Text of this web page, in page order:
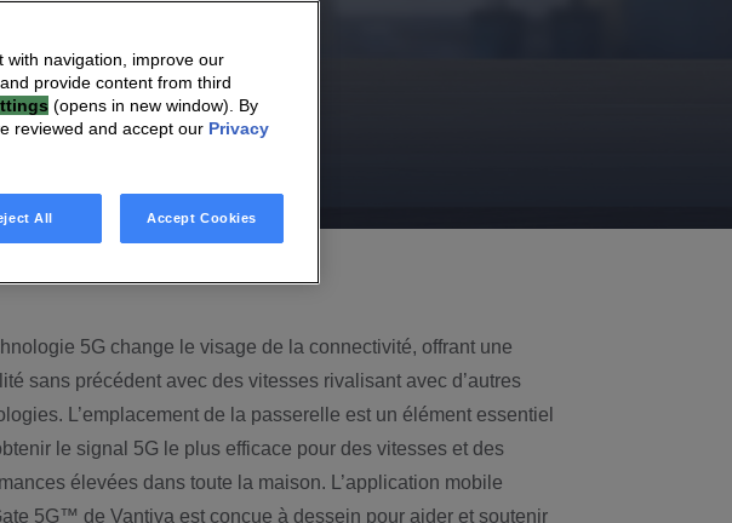
aux abonnés
manière intuitive.
5G change le visage de la connectivité, offrant une
sans précédent avec des vitesses rivalisant avec d’autres
L’emplacement de la passerelle est un élément essentiel
le signal 5G le plus efficace pour des vitesses et des
élevées dans toute la maison. L’application mobile
5G™ de Vantiva est conçue à dessein pour aider et soutenir
with navigation, improve our
provide content from third
(opens in new window). By
reviewed and accept our Privacy
All Accept Cookies